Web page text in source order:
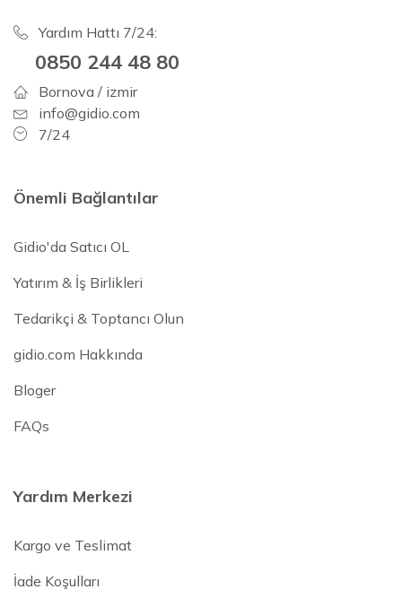
Yardım Hattı 7/24:
0850 244 48 80
Bornova / izmir
info@gidio.com
7/24
Önemli Bağlantılar
Gidio'da Satıcı OL
Yatırım & İş Birlikleri
Tedarikçi & Toptancı Olun
gidio.com Hakkında
Bloger
FAQs
Yardım Merkezi
Kargo ve Teslimat
İade Koşulları